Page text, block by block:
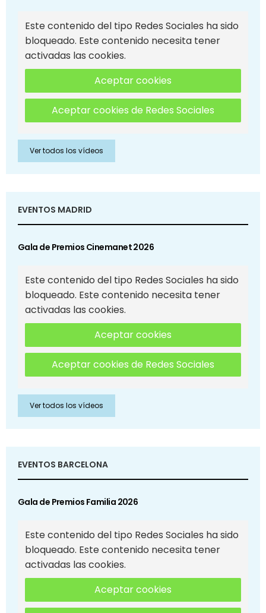
Este contenido del tipo Redes Sociales ha sido
bloqueado. Este contenido necesita tener
activadas las cookies.
Aceptar cookies
Aceptar cookies de Redes Sociales
Ver todos los vídeos
EVENTOS MADRID
Gala de Premios Cinemanet 2026
Este contenido del tipo Redes Sociales ha sido
bloqueado. Este contenido necesita tener
activadas las cookies.
Aceptar cookies
Aceptar cookies de Redes Sociales
Ver todos los vídeos
EVENTOS BARCELONA
Gala de Premios Familia 2026
Este contenido del tipo Redes Sociales ha sido
bloqueado. Este contenido necesita tener
activadas las cookies.
Aceptar cookies